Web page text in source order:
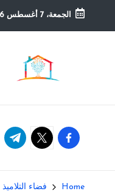
Skip
الجمعة، 7 أغسطس 2026
م
ع
التعليم
الصريح
facebook.com
twitter.com
t.me
Home فضاء التلاميذ